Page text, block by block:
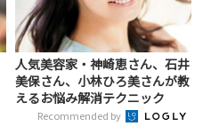
人気美容家・神崎恵さん、石井
美保さん、小林ひろ美さんが教
えるお悩み解消テクニック
Recommended by